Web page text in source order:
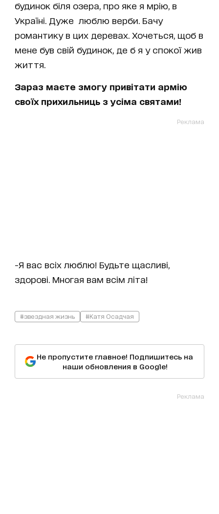
будинок біля озера, про яке я мрію, в
Україні. Дуже люблю верби. Бачу
романтику в цих деревах. Хочеться, щоб в
мене був свій будинок, де б я у спокої жив
життя.
Зараз маєте змогу привітати армію
своїх прихильниць з усіма святами!
Реклама
-Я вас всіх люблю! Будьте щасливі,
здорові. Многая вам всім літа!
#звездная жизнь #Катя Осадчая
Не пропустите главное! Подпишитесь на
наши обновления в Google!
Реклама